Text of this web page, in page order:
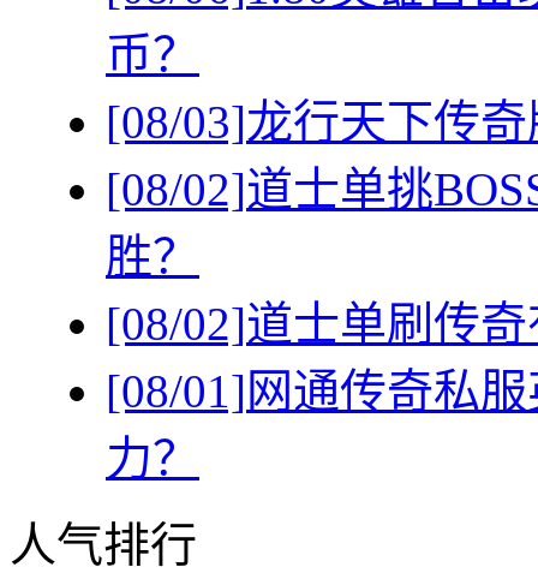
币？
[08/03]龙行天下传
[08/02]道士单挑
胜？
[08/02]道士单刷传
[08/01]网通传奇私
力？
人气排行